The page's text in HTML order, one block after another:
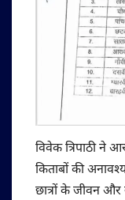
विवेक त्रिपाठी ने
किताबों की
छात्रों के जीवन